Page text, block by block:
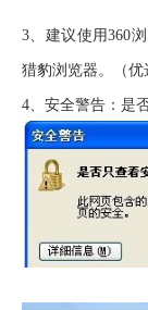
3、 建议使用360
猎豹浏览器。（优
4、 安全警告：是